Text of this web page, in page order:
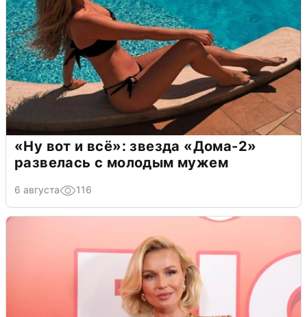
«Ну вот и всё»: звезда «Дома-2»
развелась с молодым мужем
6 августа 116